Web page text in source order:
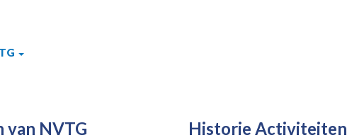
NVTG Historie Activiteiten